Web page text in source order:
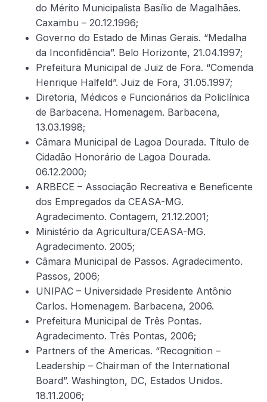
do Mérito Municipalista Basílio de Magalhães.
Caxambu – 20.12.1996;
Governo do Estado de Minas Gerais. “Medalha
da Inconfidência”. Belo Horizonte, 21.04.1997;
Prefeitura Municipal de Juiz de Fora. “Comenda
Henrique Halfeld”. Juiz de Fora, 31.05.1997;
Diretoria, Médicos e Funcionários da Policlínica
de Barbacena. Homenagem. Barbacena,
13.03.1998;
Câmara Municipal de Lagoa Dourada. Título de
Cidadão Honorário de Lagoa Dourada.
06.12.2000;
ARBECE – Associação Recreativa e Beneficente
dos Empregados da CEASA-MG.
Agradecimento. Contagem, 21.12.2001;
Ministério da Agricultura/CEASA-MG.
Agradecimento. 2005;
Câmara Municipal de Passos. Agradecimento.
Passos, 2006;
UNIPAC – Universidade Presidente Antônio
Carlos. Homenagem. Barbacena, 2006.
Prefeitura Municipal de Três Pontas.
Agradecimento. Três Pontas, 2006;
Partners of the Americas. “Recognition –
Leadership – Chairman of the International
Board”. Washington, DC, Estados Unidos.
18.11.2006;